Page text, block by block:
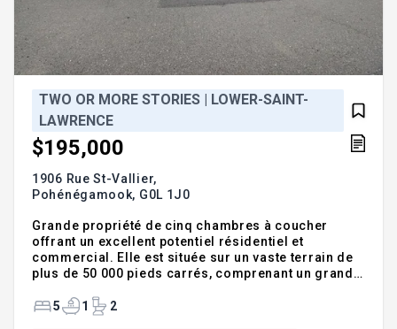
TWO OR MORE STORIES | LOWER-SAINT-
LAWRENCE
$195,000
1906 Rue St-Vallier,
Pohénégamook, G0L 1J0
Grande propriété de cinq chambres à coucher
offrant un excellent potentiel résidentiel et
commercial. Elle est située sur un vaste terrain de
plus de 50 000 pieds carrés, comprenant un grand
dans un secteur recherché, à proximité de tous les
5 1 2